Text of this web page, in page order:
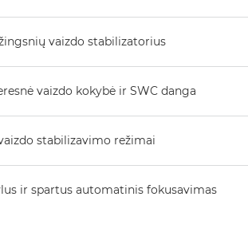
vaizdo stabilizatorius
vaizdo kokybė ir SWC danga
stabilizavimo režimai
ir spartus automatinis fokusavimas